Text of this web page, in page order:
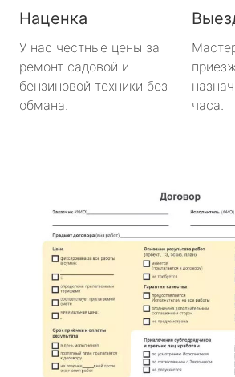
метро Парк Культуры
метро Пролетарская
метро Маяковская
метро Площадь Революции
метро Проспект Вернадского
метро Планерная
Наценка
У нас честные цены за
ремонт садовой и
бензиновой техники без
обмана.
часа.